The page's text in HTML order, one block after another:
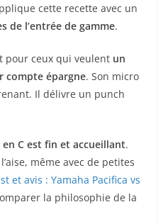
cette recette avec un
de l’entrée de gamme.
pour ceux qui veulent un
compte épargne. Son micro
Il délivre un punch
en C est fin et accueillant.
même avec de petites
et avis : Yamaha Pacifica vs
la philosophie de la